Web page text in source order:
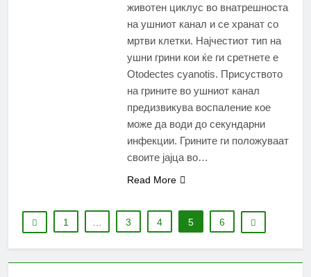
животен циклус во внатрешноста
на ушниот канал и се хранат со
мртви клетки. Најчестиот тип на
ушни грини кои ќе ги сретнете е
Otodectes cyanotis. Присуството
на грините во ушниот канал
предизвикува воспаление кое
може да води до секундарни
инфекции. Грините ги положуваат
своите јајца во…
Read More
1 3 4 5 6